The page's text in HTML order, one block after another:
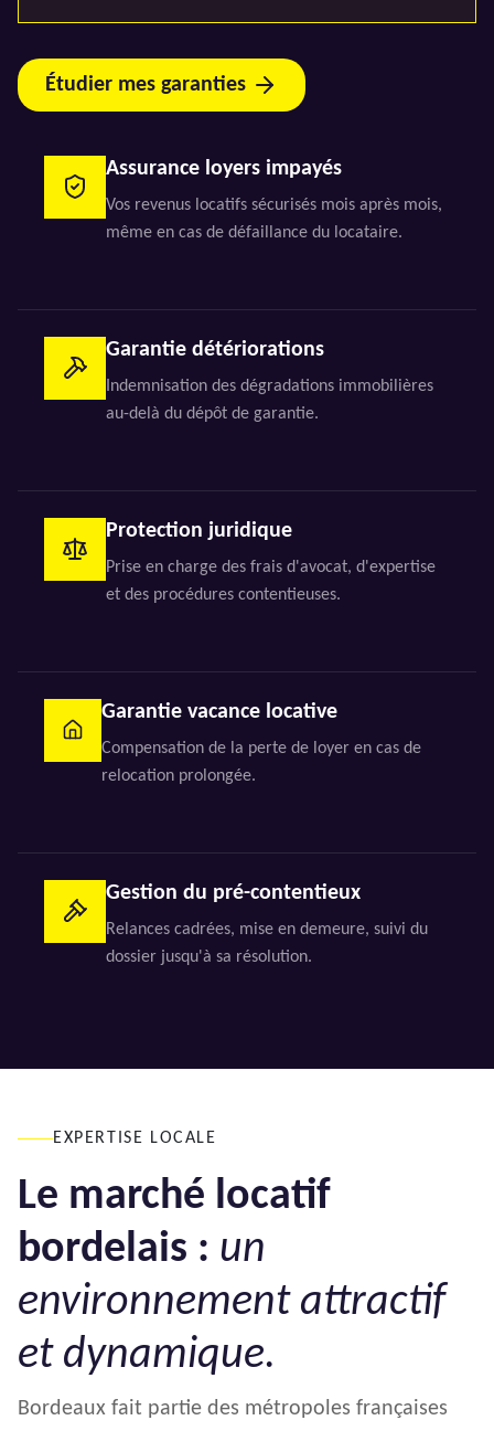
Étudier mes garanties
Assurance loyers impayés
Vos revenus locatifs sécurisés mois après mois,
même en cas de défaillance du locataire.
Garantie détériorations
Indemnisation des dégradations immobilières
au-delà du dépôt de garantie.
Protection juridique
Prise en charge des frais d'avocat, d'expertise
et des procédures contentieuses.
Garantie vacance locative
Compensation de la perte de loyer en cas de
relocation prolongée.
Gestion du pré-contentieux
Relances cadrées, mise en demeure, suivi du
dossier jusqu'à sa résolution.
EXPERTISE LOCALE
Le marché locatif
bordelais : un
environnement attractif
et dynamique.
Bordeaux fait partie des métropoles françaises